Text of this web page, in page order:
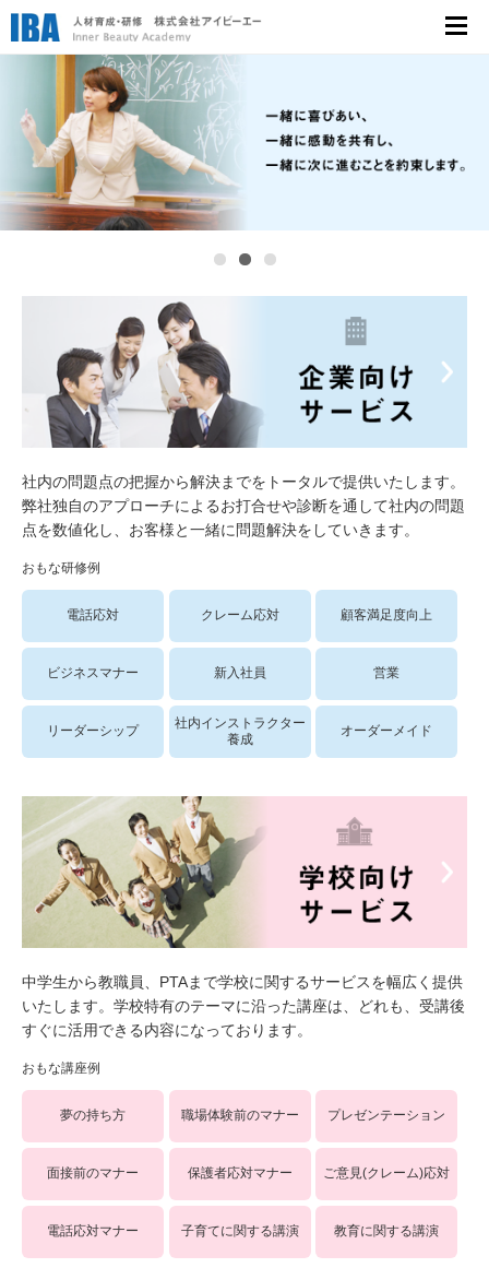
人材育成・研修 株式会社アイビーエー
社内の問題点の把握から解決までをトータルで提供いたします。
弊社独自のアプローチによるお打合せや診断を通して社内の問題
点を数値化し、お客様と一緒に問題解決をしていきます。
おもな研修例
電話応対 クレーム応対 顧客満足度向上
ビジネスマナー 新入社員 営業
リーダーシップ
社内インストラクター
養成
オーダーメイド
中学生から教職員、PTAまで学校に関するサービスを幅広く提供
いたします。学校特有のテーマに沿った講座は、どれも、受講後
すぐに活用できる内容になっております。
おもな講座例
夢の持ち方 職場体験前のマナー プレゼンテーション
面接前のマナー 保護者応対マナー ご意見(クレーム)応対
電話応対マナー 子育てに関する講演 教育に関する講演